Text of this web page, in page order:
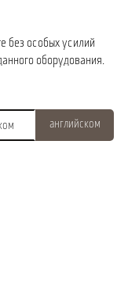
без особых усилий
оборудования.
английском